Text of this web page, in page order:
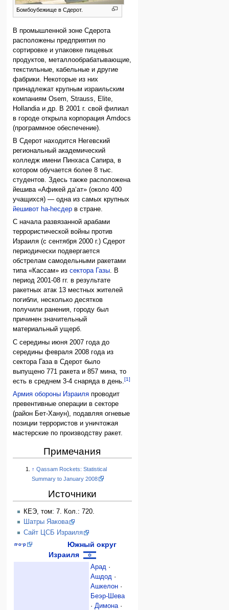
Бомбоубежище в Сдерот.
В промышленной зоне Сдерота
расположены предприятия по
сортировке и упаковке пищевых
продуктов, металло­обрабатывающие,
текстильные, кабельные и другие
фабрики. Некоторые из них
принадлежат крупным израильским
компаниям Osem, Strauss, Elite,
Hollandia и др. В 2001 г. свой филиал
в городе открыла корпорация Amdocs
(программное обеспечение).
В Сдерот находится Негевский
региональный академический
колледж имени Пинхаса Сапира, в
котором обучается более 8 тыс.
студентов. Здесь также расположена
йешива «Афикей да‘ат» (около 400
учащихся) — одна из самых крупных
йешивот hа-hесдер в стране.
С начала развязанной арабами
террористической войны против
Израиля (с сентября 2000 г.) Сдерот
периодически подвергается
обстрелам самодельными ракетами
типа «Кассам» изсектора Газы. В
период 2001-08 гг. в результате
ракетных атак 13 местных жителей
погибли, несколько десятков
получили ранения, городу был
причинен значительный
материальный ущерб.
С середины июня 2007 года до
середины февраля 2008 года из
сектора Газа в Сдерот было
выпущено 771 ракета и 857 мина, то
есть в среднем 3-4 снаряда в день.[1]
Армия обороны Израиля проводит
превентивные операции в секторе
(район Бет-Ханун), подавляя огневые
позиции террористов и уничтожая
мастерские по производству ракет.
Примечания
↑ Qassam Rockets: Statistical
Summary to January 2008
Источники
КЕЭ, том: 7. Кол.: 720.
Шатры Яакова
Сайт ЦСБ Израиля
п·о·р
Южный округ
Израиля
Арад ·
Ашдод ·
Ашкелон ·
Беэр-Шева
·Димона·